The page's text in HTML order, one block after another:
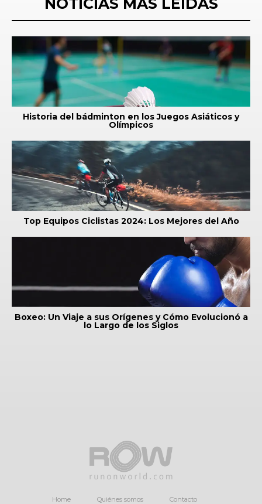
Historia del bádminton en los Juegos Asiáticos y
Olímpicos
Top Equipos Ciclistas 2024: Los Mejores del Año
Boxeo: Un Viaje a sus Orígenes y Cómo Evolucionó a
lo Largo de los Siglos
Home Quiénes somos Contacto